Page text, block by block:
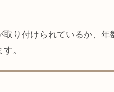
り付けられているか、年
。